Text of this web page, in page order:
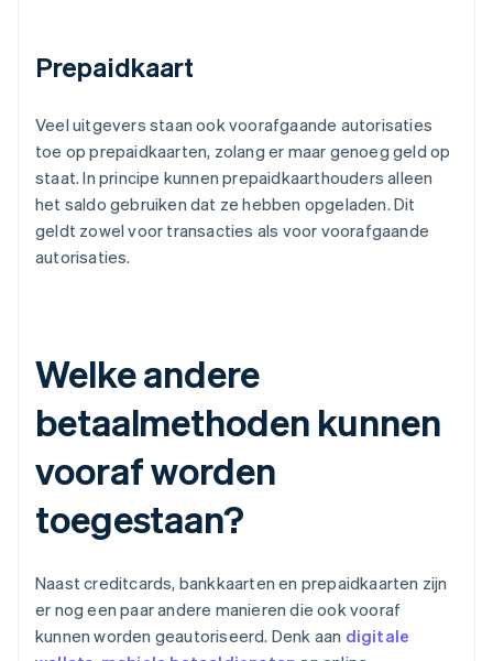
Prepaidkaart
Veel uitgevers staan ook voorafgaande autorisaties
toe op prepaidkaarten, zolang er maar genoeg geld op
staat. In principe kunnen prepaidkaarthouders alleen
het saldo gebruiken dat ze hebben opgeladen. Dit
geldt zowel voor transacties als voor voorafgaande
autorisaties.
Welke andere
betaalmethoden kunnen
vooraf worden
toegestaan?
Naast creditcards, bankkaarten en prepaidkaarten zijn
er nog een paar andere manieren die ook vooraf
kunnen worden geautoriseerd. Denk aan digitale